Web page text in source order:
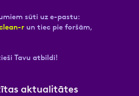
sūti uz e-pastu:
r un tiec pie foršām,
Tavu atbildi!
aktualitātes